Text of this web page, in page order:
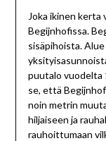
Joka ikinen kerta
Begijnhofissa.
sisäpihoista.
puutalo vuodelta
se, että
noin metrin
hiljaiseen ja
rauhoittumaan